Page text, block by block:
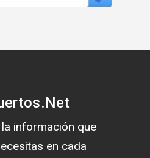
información que
en cada